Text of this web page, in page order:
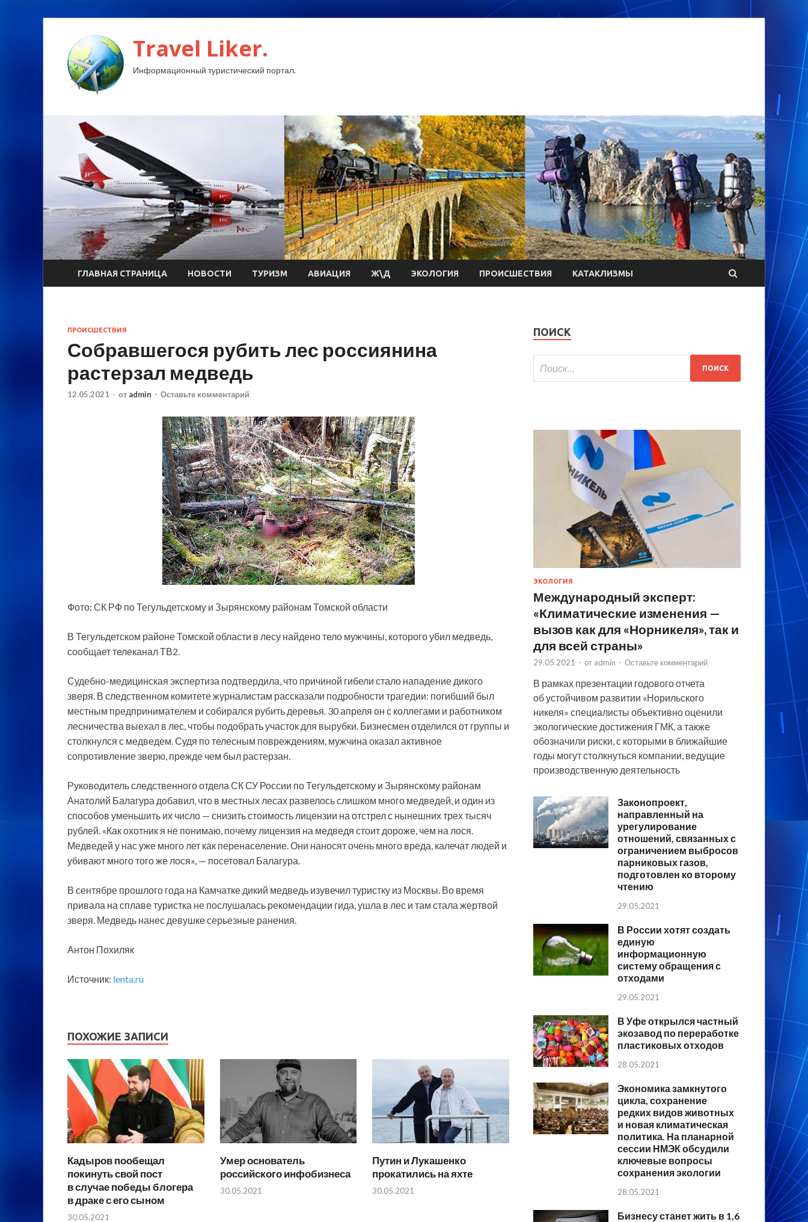
Travel Liker.
Информационный туристический портал.
ГЛАВНАЯ СТРАНИЦА НОВОСТИ ТУРИЗМ АВИАЦИЯ Ж\Д ЭКОЛОГИЯ ПРОИСШЕСТВИЯ КАТАКЛИЗМЫ
ПРОИСШЕСТВИЯ
Собравшегося рубить лес россиянина
растерзал медведь
12.05.2021 - от admin - Оставьте комментарий
Фото: СК РФ по Тегульдетскому и Зырянскому районам Томской области
В Тегульдетском районе Томской области в лесу найдено тело мужчины, которого убил медведь,
сообщает телеканал ТВ2.
Судебно-медицинская экспертиза подтвердила, что причиной гибели стало нападение дикого
зверя. В следственном комитете журналистам рассказали подробности трагедии: погибший был
местным предпринимателем и собирался рубить деревья. 30 апреля он с коллегами и работником
лесничества выехал в лес, чтобы подобрать участок для вырубки. Бизнесмен отделился от группы и
столкнулся с медведем. Судя по телесным повреждениям, мужчина оказал активное
сопротивление зверю, прежде чем был растерзан.
Руководитель следственного отдела СК СУ России по Тегульдетскому и Зырянскому районам
Анатолий Балагура добавил, что в местных лесах развелось слишком много медведей, и один из
способов уменьшить их число — снизить стоимость лицензии на отстрел с нынешних трех тысяч
рублей. «Как охотник я не понимаю, почему лицензия на медведя стоит дороже, чем на лося.
Медведей у нас уже много лет как перенаселение. Они наносят очень много вреда, калечат людей и
убивают много того же лося», — посетовал Балагура.
В сентябре прошлого года на Камчатке дикий медведь изувечил туристку из Москвы. Во время
привала на сплаве туристка не послушалась рекомендации гида, ушла в лес и там стала жертвой
зверя. Медведь нанес девушке серьезные ранения.
Антон Похиляк
Источник: lenta.ru
ПОХОЖИЕ ЗАПИСИ
Кадыров пообещал
покинуть свой пост
в случае победы блогера
в драке с его сыном
30.05.2021
Умер основатель
российского инфобизнеса
30.05.2021
Путин и Лукашенко
прокатились на яхте
30.05.2021
ПОИСК
ЭКОЛОГИЯ
Международный эксперт:
«Климатические изменения —
вызов как для «Норникеля», так и
для всей страны»
29.05.2021 - от admin - Оставьте комментарий
В рамках презентации годового отчета
об устойчивом развитии «Норильского
никеля» специалисты объективно оценили
экологические достижения ГМК, а также
обозначили риски, с которыми в ближайшие
годы могут столкнуться компании, ведущие
производственную деятельность
Законопроект,
направленный на
урегулирование
отношений, связанных с
ограничением выбросов
парниковых газов,
подготовлен ко второму
чтению
29.05.2021
В России хотят создать
единую
информационную
систему обращения с
отходами
29.05.2021
В Уфе открылся частный
экозавод по переработке
пластиковых отходов
28.05.2021
Экономика замкнутого
цикла, сохранение
редких видов животных
и новая климатическая
политика. На планарной
сессии НМЭК обсудили
ключевые вопросы
сохранения экологии
28.05.2021
Бизнесу станет жить в 1,6